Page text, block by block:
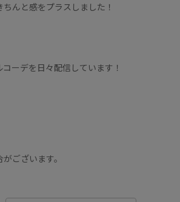
んと感をプラスしました！
ーデを日々配信しています！
ございます。